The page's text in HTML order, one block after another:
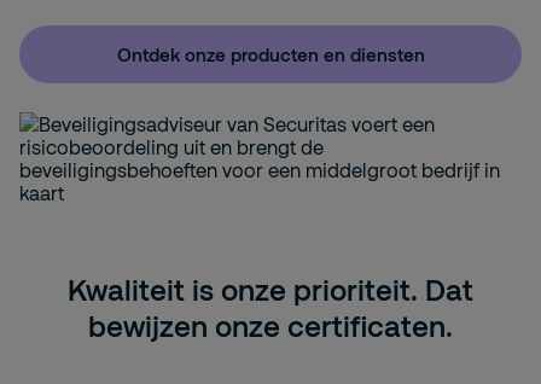
Ontdek onze producten en diensten
Kwaliteit is onze prioriteit. Dat
bewijzen onze certificaten.